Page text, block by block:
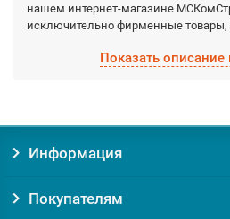
нашем интернет-магазине
исключительно фирменные
фабрично из качественных
Заказывая товар Трубы
Уверенность в
Показать
Информация
Покупателям